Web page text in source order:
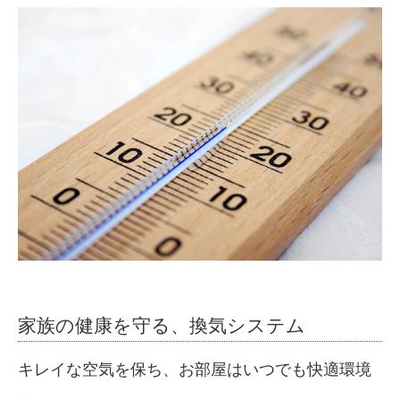
家族の健康を守る、換気システム
キレイな空気を保ち、お部屋はいつでも快適環境